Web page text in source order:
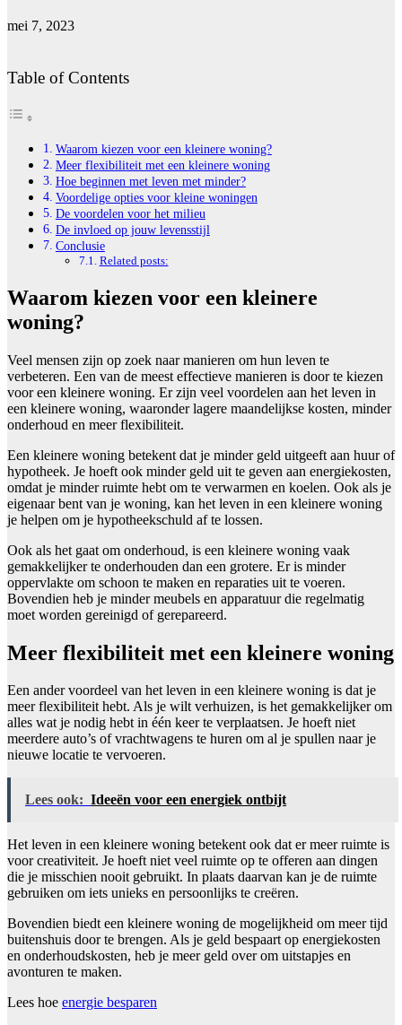
mei 7, 2023
Table of Contents
Waarom kiezen voor een kleinere woning?
Meer flexibiliteit met een kleinere woning
Hoe beginnen met leven met minder?
Voordelige opties voor kleine woningen
De voordelen voor het milieu
De invloed op jouw levensstijl
Conclusie
Related posts:
Waarom kiezen voor een kleinere
woning?
Veel mensen zijn op zoek naar manieren om hun leven te
verbeteren. Een van de meest effectieve manieren is door te kiezen
voor een kleinere woning. Er zijn veel voordelen aan het leven in
een kleinere woning, waaronder lagere maandelijkse kosten, minder
onderhoud en meer flexibiliteit.
Een kleinere woning betekent dat je minder geld uitgeeft aan huur of
hypotheek. Je hoeft ook minder geld uit te geven aan energiekosten,
omdat je minder ruimte hebt om te verwarmen en koelen. Ook als je
eigenaar bent van je woning, kan het leven in een kleinere woning
je helpen om je hypotheekschuld af te lossen.
Ook als het gaat om onderhoud, is een kleinere woning vaak
gemakkelijker te onderhouden dan een grotere. Er is minder
oppervlakte om schoon te maken en reparaties uit te voeren.
Bovendien heb je minder meubels en apparatuur die regelmatig
moet worden gereinigd of gerepareerd.
Meer flexibiliteit met een kleinere woning
Een ander voordeel van het leven in een kleinere woning is dat je
meer flexibiliteit hebt. Als je wilt verhuizen, is het gemakkelijker om
alles wat je nodig hebt in één keer te verplaatsen. Je hoeft niet
meerdere auto’s of vrachtwagens te huren om al je spullen naar je
nieuwe locatie te vervoeren.
Lees ook: Ideeën voor een energiek ontbijt
Het leven in een kleinere woning betekent ook dat er meer ruimte is
voor creativiteit. Je hoeft niet veel ruimte op te offeren aan dingen
die je misschien nooit gebruikt. In plaats daarvan kan je de ruimte
gebruiken om iets unieks en persoonlijks te creëren.
Bovendien biedt een kleinere woning de mogelijkheid om meer tijd
buitenshuis door te brengen. Als je geld bespaart op energiekosten
en onderhoudskosten, heb je meer geld over om uitstapjes en
avonturen te maken.
Lees hoe energie besparen